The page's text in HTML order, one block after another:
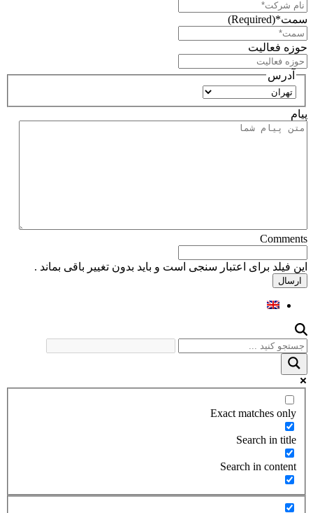
سمت*(Required)
حوزه فعالیت
آدرس
استان
پیام
Comments
این فیلد برای اعتبار سنجی است و باید بدون تغییر باقی بماند .
Exact matches only
Search in title
Search in content